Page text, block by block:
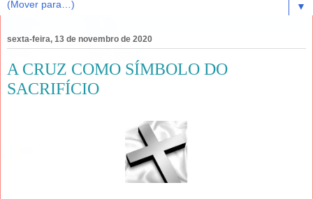
▼
sexta-feira, 13 de novembro de 2020
A CRUZ COMO SÍMBOLO DO
SACRIFÍCIO